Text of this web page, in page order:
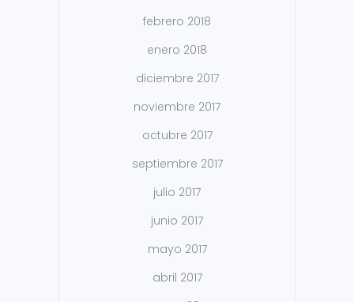
febrero 2018
enero 2018
diciembre 2017
noviembre 2017
octubre 2017
septiembre 2017
julio 2017
junio 2017
mayo 2017
abril 2017